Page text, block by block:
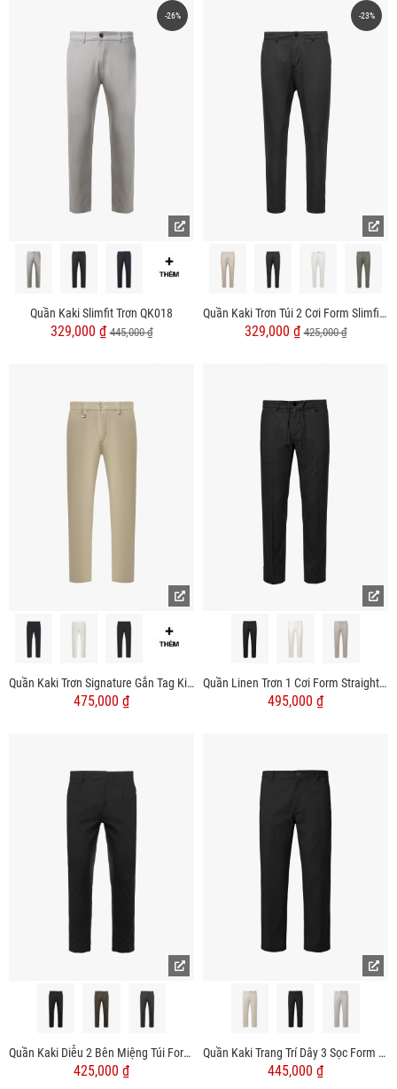
-26%
Quần Kaki Slimfit Trơn QK018
329,000 ₫445,000 ₫
-23%
Quần Kaki Trơn Túi 2 Cơi Form Slimfit QK034
329,000 ₫425,000 ₫
Quần Kaki Trơn Signature Gắn Tag Kim Loại Form Slimfit QK028
475,000 ₫
Quần Linen Trơn 1 Cơi Form Straight QK035
495,000 ₫
Quần Kaki Diễu 2 Bên Miệng Túi Form Slimfit QK031
425,000 ₫
Quần Kaki Trang Trí Dây 3 Sọc Form Straight QK033
445,000 ₫